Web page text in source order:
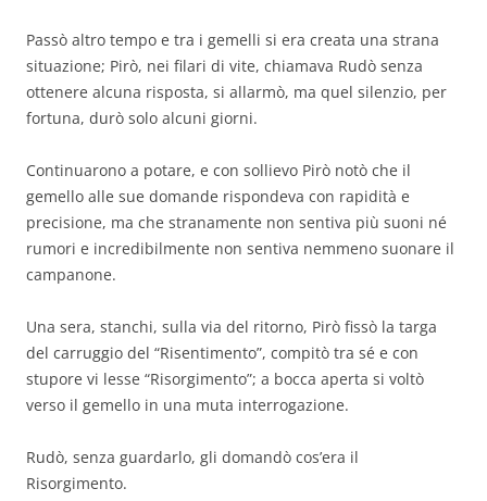
Passò altro tempo e tra i gemelli si era creata una strana
situazione; Pirò, nei filari di vite, chiamava Rudò senza
ottenere alcuna risposta, si allarmò, ma quel silenzio, per
fortuna, durò solo alcuni giorni.
Continuarono a potare, e con sollievo Pirò notò che il
gemello alle sue domande rispondeva con rapidità e
precisione, ma che stranamente non sentiva più suoni né
rumori e incredibilmente non sentiva nemmeno suonare il
campanone.
Una sera, stanchi, sulla via del ritorno, Pirò fissò la targa
del carruggio del “Risentimento”, compitò tra sé e con
stupore vi lesse “Risorgimento”; a bocca aperta si voltò
verso il gemello in una muta interrogazione.
Rudò, senza guardarlo, gli domandò cos’era il
Risorgimento.